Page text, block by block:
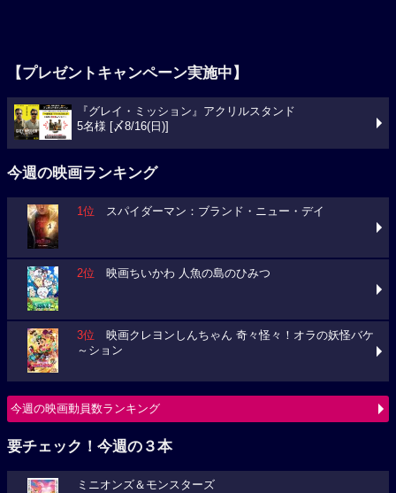
【プレゼントキャンペーン実施中】
『グレイ・ミッション』アクリルスタンド
5名様 [〆8/16(日)]
今週の映画ランキング
1位 スパイダーマン：ブランド・ニュー・デイ
2位 映画ちいかわ 人魚の島のひみつ
3位 映画クレヨンしんちゃん 奇々怪々！オラの妖怪バケ
～ション
今週の映画動員数ランキング
要チェック！今週の３本
ミニオンズ＆モンスターズ